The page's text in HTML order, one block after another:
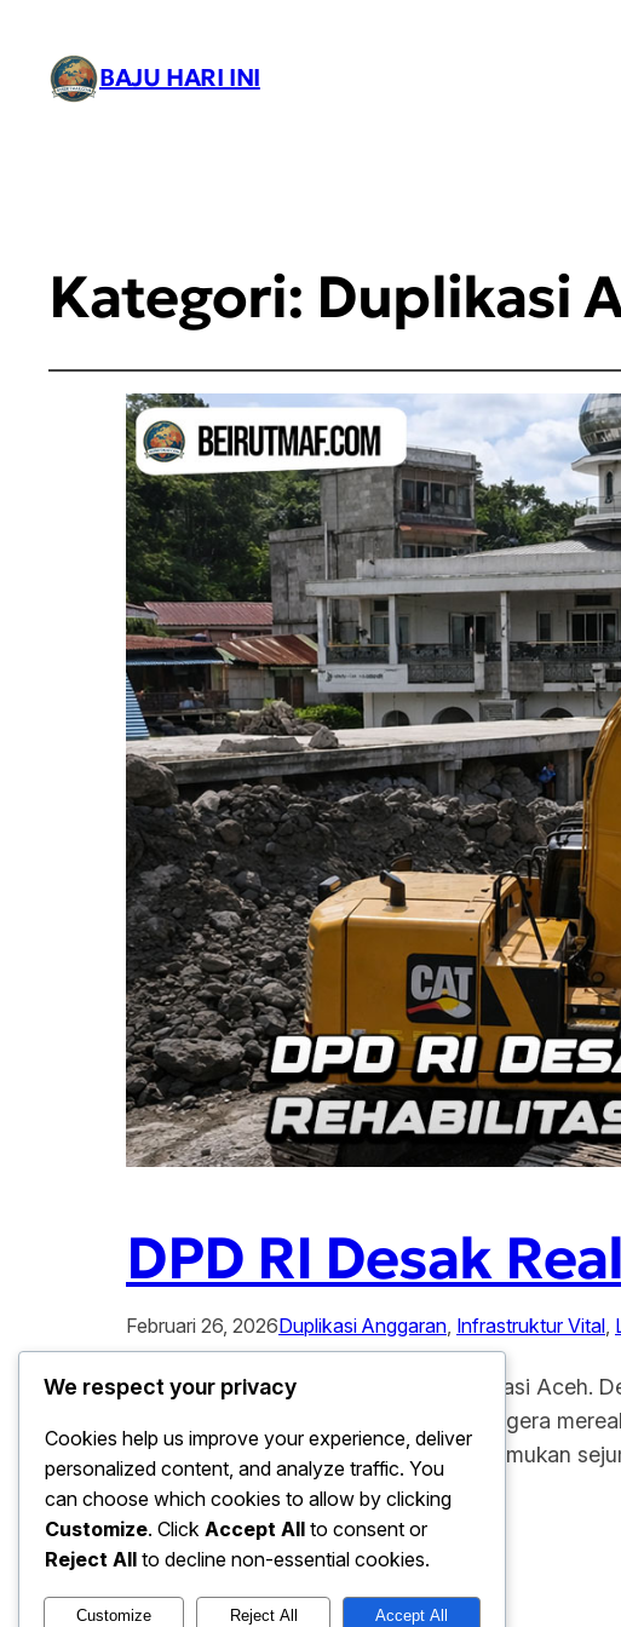
BAJU HARI INI
Kategori: Duplikasi
DPD RI Desak
Februari 26, 2026Duplikasi Anggaran, Infrastruktur Vital,
DPD RI Desak Realisasi Dana Rehabilitasi Aceh.
kuat kepada Pemerintah Pusat agar segera
setelah tim pengawasan DPD RI. Menemukan
di tingkat kementerian.…
We respect your privacy
Cookies help us improve your experience, deliver
personalized content, and analyze traffic. You
can choose which cookies to allow by clicking
Customize. Click Accept All to consent or
Reject All to decline non-essential cookies.
Customize Reject All Accept All